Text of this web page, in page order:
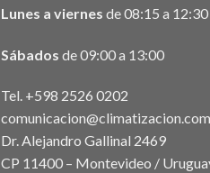
Lunes a viernes de 08:15 a 12:30
Sábados de 09:00 a 13:00
Tel. +598 2526 0202
Dr. Alejandro Gallinal 2469
CP 11400 – Montevideo /